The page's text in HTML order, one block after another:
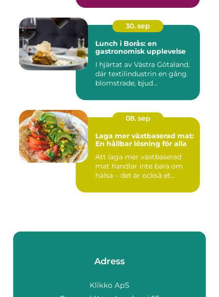
30. sep
Lunch i Borås: en
gastronomisk upplevelse
I hjärtat av Västra Götaland,
där textilindustrin en gång
blomstrade, bjud...
08. sep
Laga mer växtbaserad mat:
En hållbar lösning för alla
Att laga mer växtbaserad
mat handlar inte bara om
hälsa – det är också et...
Adress